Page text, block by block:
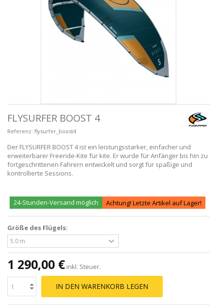
FLYSURFER BOOST 4
Referenz: flysurfer_boost4
Der FLYSURFER BOOST 4 ist ein leistungsstarker, einfacher und
erweiterbarer Freeride-Kite für kite. Er wurde für Anfänger bis hin zu
fortgeschrittenen Fahrern entwickelt und sorgt für spaßige und
kontrollierte Sessions.
24-Stunden-Versand möglich Achtung! Letzte Artikel auf Lager!
Größe des Flügels:
1 290,00 € inkl. Steuer.
IN DEN WARENKORB LEGEN